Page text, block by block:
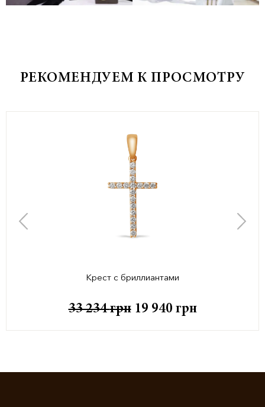
РЕКОМЕНДУЕМ К ПРОСМОТРУ
Крест с бриллиантами
33 234грн 19 940 грн